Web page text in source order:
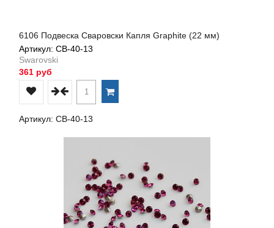
6106 Подвеска Сваровски Капля Graphite (22 мм)
Артикул: СВ-40-13
Swarovski
361 руб
Артикул: СВ-40-13